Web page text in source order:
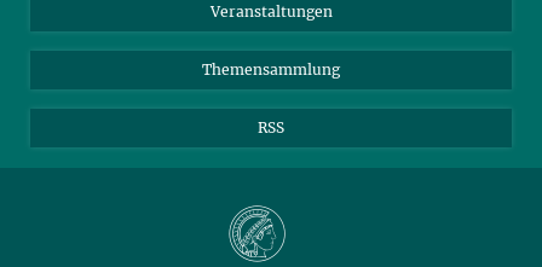
Veranstaltungen
Themensammlung
RSS